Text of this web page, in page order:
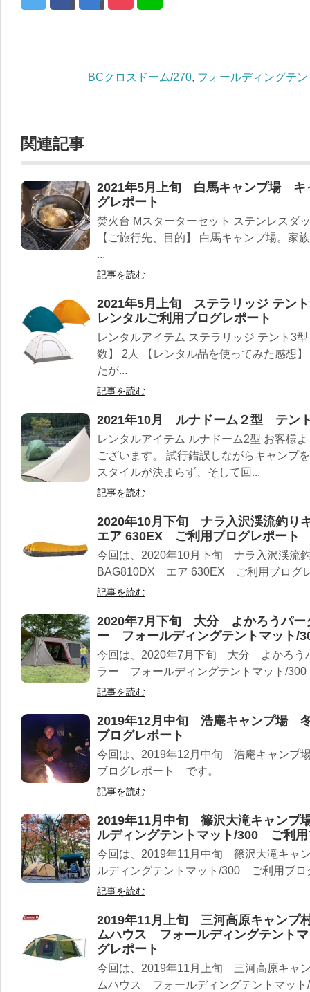
BCクロスドーム/270, フォールディングテ
関連記事
2021年5月上旬 白馬キャンプ場 キ
グレポート
焚火台 Mスターターセット ステンレスダ
【ご旅行先、目的】 白馬キャンプ場。家
...
記事を読む
2021年5月上旬 ステラリッジ テン
レンタルご利用ブログレポート
レンタルアイテム ステラリッジ テント3
数】 2人 【レンタル品を使ってみた感想
たが...
記事を読む
2021年10月 ルナドーム２型 テン
レンタルアイテム ルナドーム2型 お客様
ございます。 試行錯誤しながらキャンプ
スタイルが決まらず、そして回...
記事を読む
2020年10月下旬 ナラ入沢渓流釣
エア 630EX ご利用ブログレポート
今回は、2020年10月下旬 ナラ入沢渓流
BAG810DX エア 630EX ご利用ブログ
記事を読む
2020年7月下旬 大分 よかろうパー
ー フォールディングテントマット/
今回は、2020年7月下旬 大分 よかろう
ラー フォールディングテントマット/
記事を読む
2019年12月中旬 浩庵キャンプ場
ブログレポート
今回は、2019年12月中旬 浩庵キャン
ブログレポート です。
記事を読む
2019年11月中旬 篠沢大滝キャン
ルディングテントマット/300 ご利用
今回は、2019年11月中旬 篠沢大滝キ
ルディングテントマット/300 ご利用ブ
記事を読む
2019年11月上旬 三河高原キャンプ
ムハウス フォールディングテント
グレポート
今回は、2019年11月上旬 三河高原キャ
ムハウス フォールディングテントマッ